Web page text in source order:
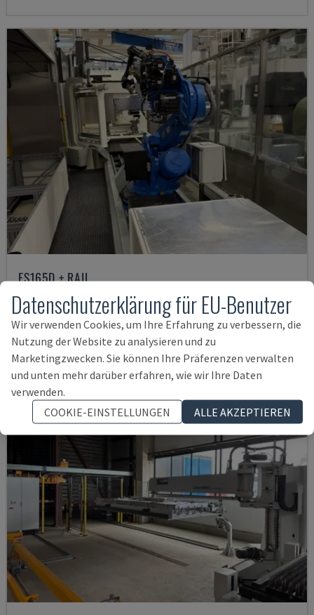
ES165D + RAIL
YASKAWA MOTOMAN - AUTOMATISIERUNGSANLAGEN
DÄNEMARK 2014
22.000 €
Datenschutzerklärung für EU-Benutzer
Wir verwenden Cookies, um Ihre Erfahrung zu verbessern, die
Nutzung der Website zu analysieren und zu
Marketingzwecken. Sie können Ihre Präferenzen verwalten
und unten mehr darüber erfahren, wie wir Ihre Daten
verwenden.
COOKIE-EINSTELLUNGEN
ALLE AKZEPTIEREN